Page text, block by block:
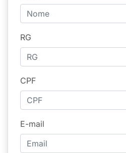
RG
CPF
E-mail